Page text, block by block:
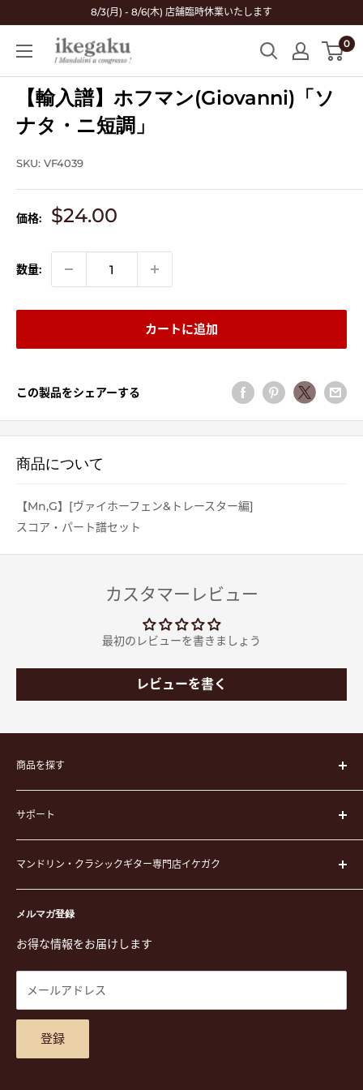
ン
8/3(月) - 8/6(木) 店舗臨時休業いたします
Mandolin
&
Guitar
Shop
ikegaku
0
【輸入譜】ホフマン(Giovanni)「ソ
ナタ・ニ短調」
SKU: VF4039
価格:
販
価
格
$24.00
数量:
カートに追加
この製品をシェアーする
商品について
【Mn,G】[ヴァイホーフェン&トレースター編]
スコア・パート譜セット
カスタマーレビュー
最初のレビューを書きましょう
レビューを書く
商品を探す
楽器
楽器ケース
弦
ピック
演奏用品
ステーショナリー&アクセサリー
楽譜
DVD
チケット
楽器レンタル
サポート
運営会社
イケガクについて
お買い物ガイド
特定商取引法に基づく表示
プライバシーポリシー
商品検索
お問合せ
アクセスマップ
メルマガ登録
お得な情報をお届けします
メールアドレス
登録
マンドリン・クラシックギター専門店イケガク
〒171-0021 東京都豊島区西池袋3-23-5 芦沢ビル2F
TEL. 03-5952-1391 / FAX. 03-5952-1392
営業時間 月-水,金,土 11:00-19:00 / 日,祝 11:00-18:00 (木曜定
休)